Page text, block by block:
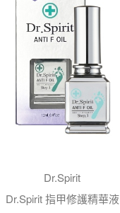
Dr.Spirit
Dr.Spirit 指甲修護精華液